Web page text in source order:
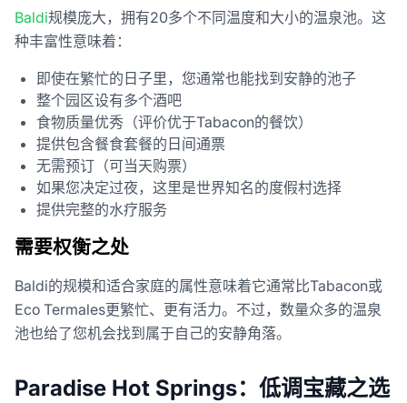
Baldi规模庞大，拥有20多个不同温度和大小的温泉池。这
种丰富性意味着：
即使在繁忙的日子里，您通常也能找到安静的池子
整个园区设有多个酒吧
食物质量优秀（评价优于Tabacon的餐饮）
提供包含餐食套餐的日间通票
无需预订（可当天购票）
如果您决定过夜，这里是世界知名的度假村选择
提供完整的水疗服务
需要权衡之处
Baldi的规模和适合家庭的属性意味着它通常比Tabacon或
Eco Termales更繁忙、更有活力。不过，数量众多的温泉
池也给了您机会找到属于自己的安静角落。
Paradise Hot Springs：低调宝藏之选